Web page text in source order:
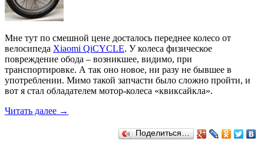
Мне тут по смешной цене досталось переднее колесо от
велосипеда Xiaomi QiCYCLE. У колеса физическое
повреждение обода – возникшее, видимо, при
транспортировке. А так оно новое, ни разу не бывшее в
употреблении. Мимо такой запчасти было сложно пройти, и
вот я стал обладателем мотор-колеса «квиксайкла».
Читать далее →
Поделиться…